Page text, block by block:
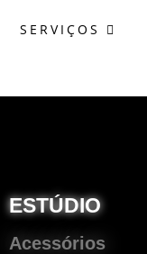
SERVIÇOS
ESTÚDIO
Acessórios